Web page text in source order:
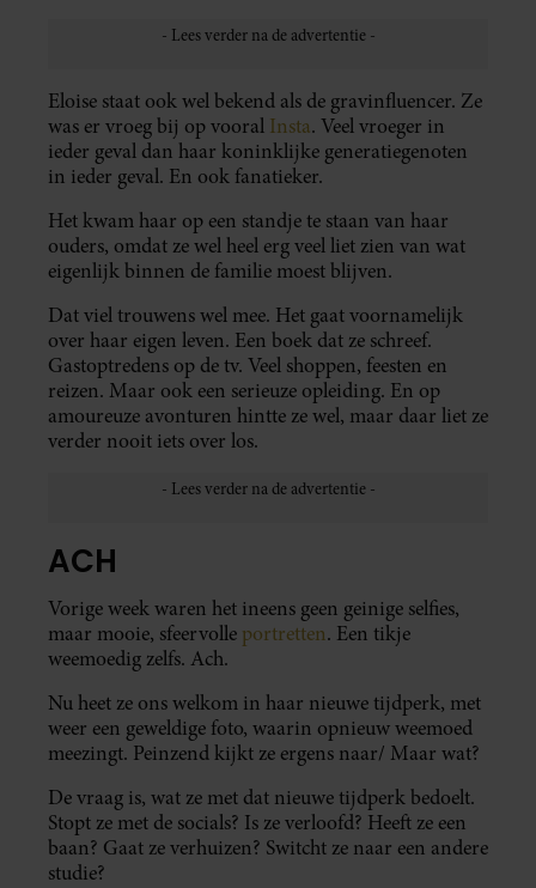
Eloise staat ook wel bekend als de gravinfluencer. Ze
was er vroeg bij op vooral Insta. Veel vroeger in
ieder geval dan haar koninklijke generatiegenoten
in ieder geval. En ook fanatieker.
Het kwam haar op een standje te staan van haar
ouders, omdat ze wel heel erg veel liet zien van wat
eigenlijk binnen de familie moest blijven.
Dat viel trouwens wel mee. Het gaat voornamelijk
over haar eigen leven. Een boek dat ze schreef.
Gastoptredens op de tv. Veel shoppen, feesten en
reizen. Maar ook een serieuze opleiding. En op
amoureuze avonturen hintte ze wel, maar daar liet ze
verder nooit iets over los.
ACH
Vorige week waren het ineens geen geinige selfies,
maar mooie, sfeervolle portretten. Een tikje
weemoedig zelfs. Ach.
Nu heet ze ons welkom in haar nieuwe tijdperk, met
weer een geweldige foto, waarin opnieuw weemoed
meezingt. Peinzend kijkt ze ergens naar/ Maar wat?
De vraag is, wat ze met dat nieuwe tijdperk bedoelt.
Stopt ze met de socials? Is ze verloofd? Heeft ze een
baan? Gaat ze verhuizen? Switcht ze naar een andere
studie?